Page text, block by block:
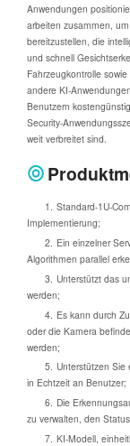
Anwendungen
arbeiten zusammen,
bereitzustellen, die
und schnell
Fahrzeugkontrolle
andere KI-
Benutzern
Security-
weit verbreitet sind.
1. Standard-1U-
Implementierung;
2. Ein einzelner
Algorithmen parallel
3. Unterstützt das
werden;
4. Es kann durch
oder die Kamera
werden;
5. Unterstützen Sie
in Echtzeit an Benutzer;
6. Die
zu verwalten, den
7. KI-Modell,